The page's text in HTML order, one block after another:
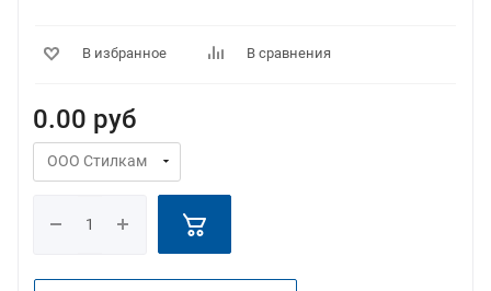
В избранное В сравнения
0.00 руб